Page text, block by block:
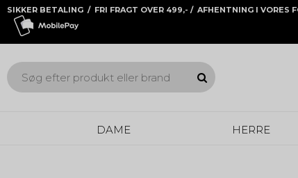
SIKKER BETALING / FRI FRAGT OVER 499,- / AFHENTNING I VORES
DAME HERRE